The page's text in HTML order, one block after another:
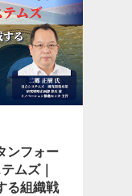
ンフォー
ムズ｜
る組織戦